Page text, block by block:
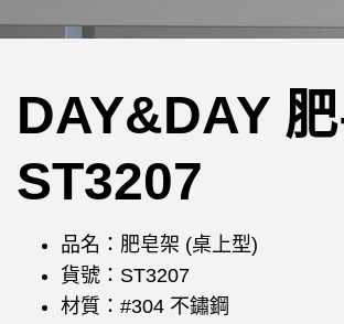
DAY&DAY
ST3207
品名：肥皂架 (桌上型)
貨號：ST3207
材質：#304 不鏽鋼